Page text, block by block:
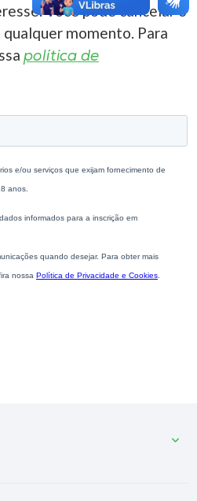
Você pode cancelar o
momento. Para
política de